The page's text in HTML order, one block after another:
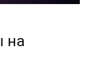
на